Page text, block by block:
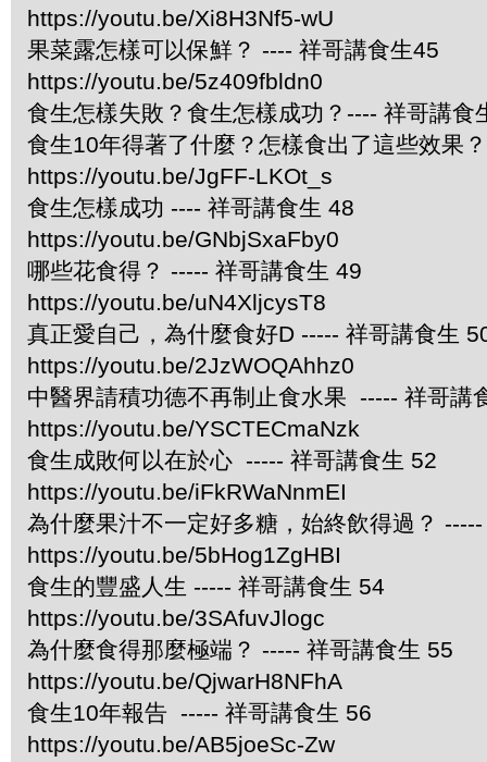
https://youtu.be/Xi8H3Nf5-wU
果菜露怎樣可以保鮮？ ---- 祥哥講食生45
https://youtu.be/5z409fbldn0
食生怎樣失敗？食生怎樣成功？---- 祥哥講食
食生10年得著了什麼？怎樣食出了這些效果
https://youtu.be/JgFF-LKOt_s
食生怎樣成功 ---- 祥哥講食生 48
https://youtu.be/GNbjSxaFby0
哪些花食得？ ----- 祥哥講食生 49
https://youtu.be/uN4XljcysT8
真正愛自己，為什麼食好D ----- 祥哥講食生
https://youtu.be/2JzWOQAhhz0
中醫界請積功德不再制止食水果 ----- 祥哥講
https://youtu.be/YSCTECmaNzk
食生成敗何以在於心 ----- 祥哥講食生 52
https://youtu.be/iFkRWaNnmEI
為什麼果汁不一定好多糖，始終飲得過？
https://youtu.be/5bHog1ZgHBI
食生的豐盛人生 ----- 祥哥講食生 54
https://youtu.be/3SAfuvJlogc
為什麼食得那麼極端？ ----- 祥哥講食生 55
https://youtu.be/QjwarH8NFhA
食生10年報告 ----- 祥哥講食生 56
https://youtu.be/AB5joeSc-Zw